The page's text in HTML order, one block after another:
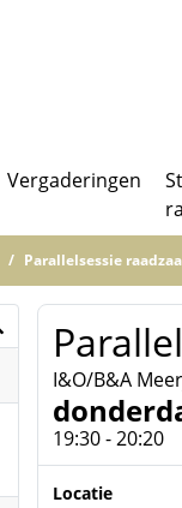
Vergaderingen
Parallelsessie
I&O/B&A
19:30 - 20:20
Locatie